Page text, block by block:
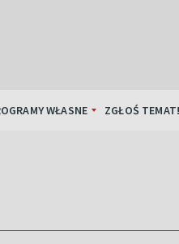
WŁASNE ZGŁOŚ TEMAT!